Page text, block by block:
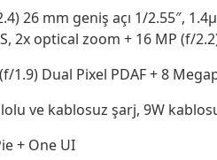
26 mm geniş açı 1/2.55″,
2x optical zoom + 16 MP (f/
1.9) Dual Pixel PDAF + 8
ve kablosuz şarj, 9W
+ One UI